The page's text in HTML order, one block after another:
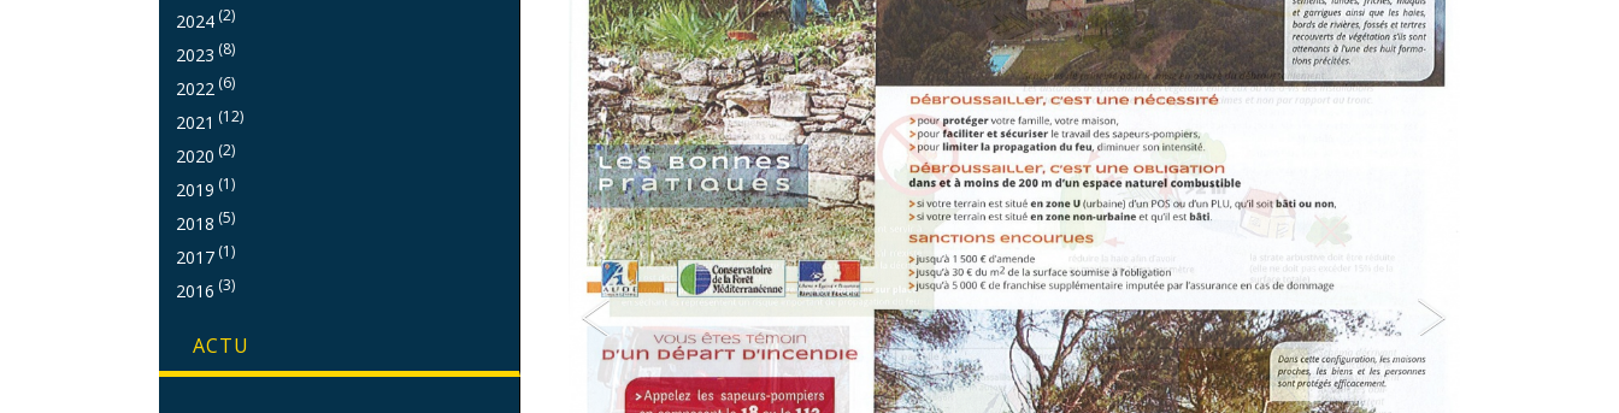
2024 (2)
2023 (8)
2022 (6)
2021 (12)
2020 (2)
2019 (1)
2018 (5)
2017 (1)
2016 (3)
ACTU